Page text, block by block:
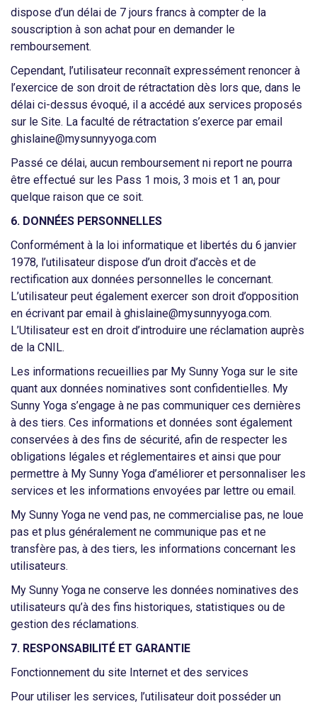
dispose d’un délai de 7 jours francs à compter de la
souscription à son achat pour en demander le
remboursement.
Cependant, l’utilisateur reconnaît expressément renoncer à
l’exercice de son droit de rétractation dès lors que, dans le
délai ci-dessus évoqué, il a accédé aux services proposés
sur le Site. La faculté de rétractation s’exerce par email
ghislaine@mysunnyyoga.com
Passé ce délai, aucun remboursement ni report ne pourra
être effectué sur les Pass 1 mois, 3 mois et 1 an, pour
quelque raison que ce soit.
6. DONNÉES PERSONNELLES
Conformément à la loi informatique et libertés du 6 janvier
1978, l’utilisateur dispose d’un droit d’accès et de
rectification aux données personnelles le concernant.
L’utilisateur peut également exercer son droit d’opposition
en écrivant par email à ghislaine@mysunnyyoga.com.
L’Utilisateur est en droit d’introduire une réclamation auprès
de la CNIL.
Les informations recueillies par My Sunny Yoga sur le site
quant aux données nominatives sont confidentielles. My
Sunny Yoga s’engage à ne pas communiquer ces dernières
à des tiers. Ces informations et données sont également
conservées à des fins de sécurité, afin de respecter les
obligations légales et réglementaires et ainsi que pour
permettre à My Sunny Yoga d’améliorer et personnaliser les
services et les informations envoyées par lettre ou email.
My Sunny Yoga ne vend pas, ne commercialise pas, ne loue
pas et plus généralement ne communique pas et ne
transfère pas, à des tiers, les informations concernant les
utilisateurs.
My Sunny Yoga ne conserve les données nominatives des
utilisateurs qu’à des fins historiques, statistiques ou de
gestion des réclamations.
7. RESPONSABILITÉ ET GARANTIE
Fonctionnement du site Internet et des services
Pour utiliser les services, l’utilisateur doit posséder un